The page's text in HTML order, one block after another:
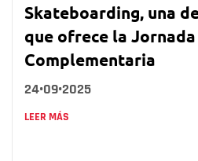
Skateboarding, una
que ofrece la
Complementaria
24•09•2025
LEER MÁS